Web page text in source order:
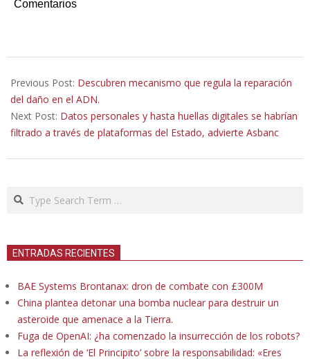
Comentarios
05-
20
Previous Post: Descubren mecanismo que regula la reparación
del daño en el ADN.
Next Post: Datos personales y hasta huellas digitales se habrían
filtrado a través de plataformas del Estado, advierte Asbanc
Search
ENTRADAS RECIENTES
BAE Systems Brontanax: dron de combate con £300M
China plantea detonar una bomba nuclear para destruir un
asteroide que amenace a la Tierra.
Fuga de OpenAI: ¿ha comenzado la insurrección de los robots?
La reflexión de ‘El Principito’ sobre la responsabilidad: «Eres